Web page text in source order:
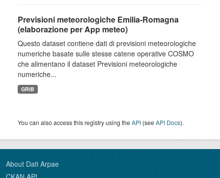
Previsioni meteorologiche Emilia-Romagna
(elaborazione per App meteo)
Questo dataset contiene dati di previsioni meteorologiche
numeriche basate sulle stesse catene operative COSMO
che alimentano il dataset Previsioni meteorologiche
numeriche...
GRIB
You can also access this registry using theAPI (seeAPI Docs).
About Dati Arpae